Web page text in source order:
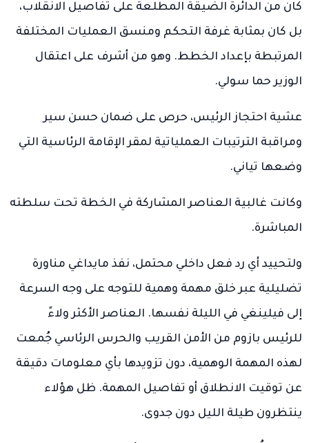
كان من الدائرة الضيقة المطلعة على تفاصيل الانقلاب،
بل كان بمثابة غرفة التحكم ومنسق العمليات المختلفة
المرتبطة بإعداد الخطط. وهو من أشرف على اعتقال
الوزير حما سولي.
عشية احتجاز الرئيس، حرص على ضمان حسن سير
ومراقبة الترتيبات العملياتية لمقر الإقامة الرئاسية التي
وضعها تياني.
وكانت غالبية العناصر المشاركة في الخطة تحت سلطته
المباشرة.
ولتحييد أي رد فعل داخلي محتمل، نفذ مايداغي مناورة
تضليلية عبر خلق مهمة وهمية للتوجه على وجه السرعة
إلى فيلينغي في الليلة نفسها. العناصر الأكثر ولاءً
للرئيس بازوم من الأمن القريب والحرس الرئاسي جُمعت
لهذه المهمة الوهمية، دون تزويدها بأي معلومات دقيقة
عن توقيت الانطلاق أو تفاصيل المهمة. ظل هؤلاء
ينتظرون طيلة الليل دون جدوى.